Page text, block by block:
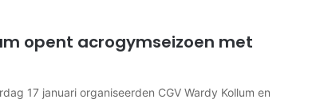
opent acrogymseizoen met
17 januari organiseerden CGV Wardy Kollum en